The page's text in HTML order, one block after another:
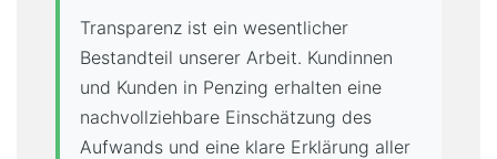
Transparenz ist ein wesentlicher
Bestandteil unserer Arbeit. Kundinnen
und Kunden in Penzing erhalten eine
nachvollziehbare Einschätzung des
Aufwands und eine klare Erklärung aller